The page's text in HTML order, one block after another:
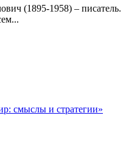
(1895-1958) – писатель.
смыслы и стратегии»